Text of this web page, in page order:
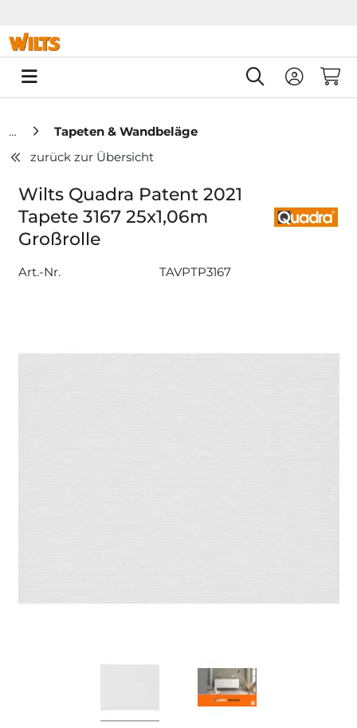
0
Tapeten & Wandbeläge
zurück zur Übersicht
Wilts Quadra Patent 2021
Tapete 3167 25x1,06m
Großrolle
Art.-Nr. TAVPTP3167